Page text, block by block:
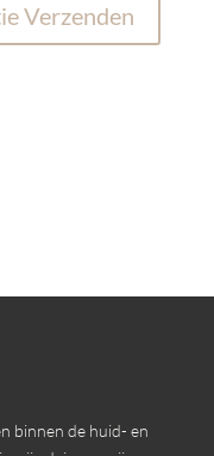
binnen de huid- en